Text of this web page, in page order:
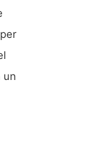
un